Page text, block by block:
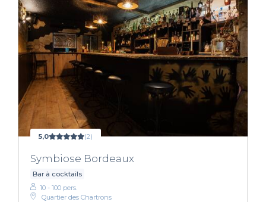
5,0 (2)
Symbiose Bordeaux
Bar à cocktails
10 - 100 pers.
Quartier des Chartrons